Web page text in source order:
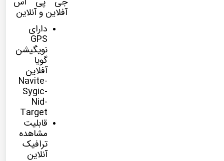
آفلاین و آنلاین
دارای
GPS
نویگیشن
گویا
آفلاین
Navite-
Sygic-
Nid-
Target
قابلیت
مشاهده
ترافیک
آنلاین